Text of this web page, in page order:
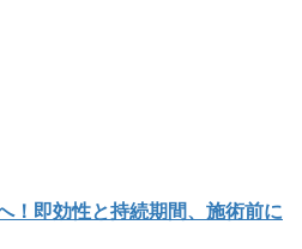
！即効性と持続期間、施術前に